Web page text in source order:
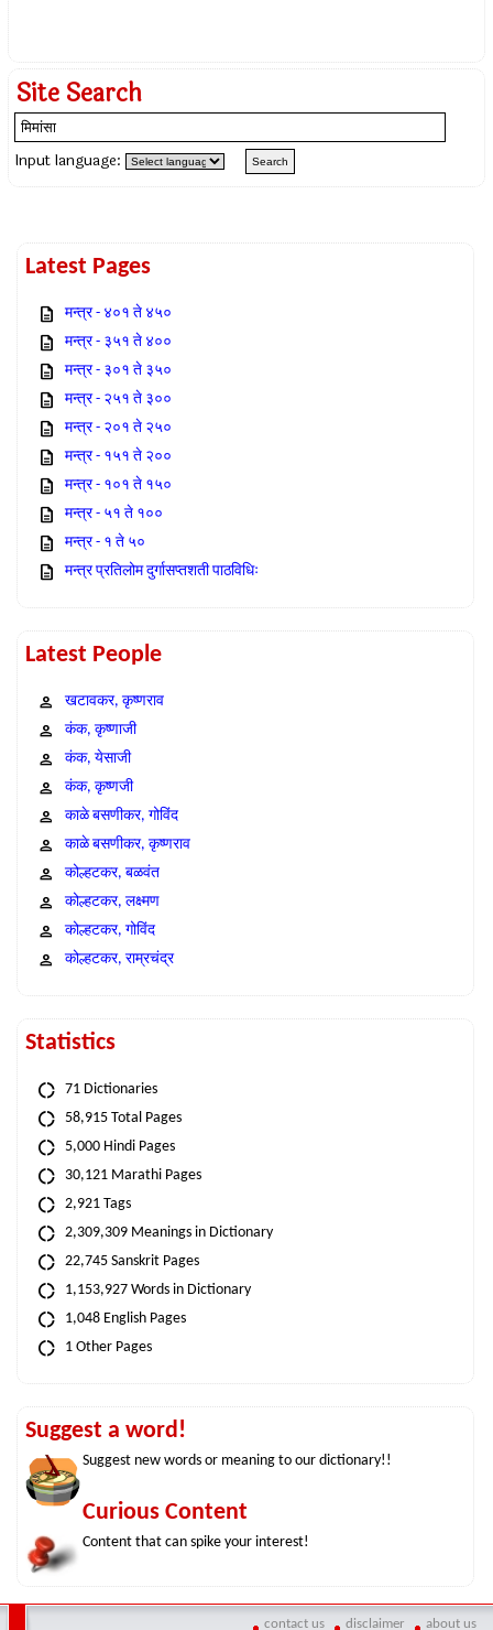
Site Search
Input language:
Latest Pages
मन्त्र - ४०१ ते ४५०
मन्त्र - ३५१ ते ४००
मन्त्र - ३०१ ते ३५०
मन्त्र - २५१ ते ३००
मन्त्र - २०१ ते २५०
मन्त्र - १५१ ते २००
मन्त्र - १०१ ते १५०
मन्त्र - ५१ ते १००
मन्त्र - १ ते ५०
मन्त्र प्रतिलोम दुर्गासप्तशती पाठविधिः
Latest People
खटावकर, कृष्णराव
कंक, कृष्णाजी
कंक, येसाजी
कंक, कृष्णजी
काळे बसणीकर, गोविंद
काळे बसणीकर, कृष्णराव
कोल्हटकर, बळवंत
कोल्हटकर, लक्ष्मण
कोल्हटकर, गोविंद
कोल्हटकर, राम्रचंद्र
Statistics
71 Dictionaries
58,915 Total Pages
5,000 Hindi Pages
30,121 Marathi Pages
2,921 Tags
2,309,309 Meanings in Dictionary
22,745 Sanskrit Pages
1,153,927 Words in Dictionary
1,048 English Pages
1 Other Pages
Suggest a word!
Suggest new words or meaning to our dictionary!!
Curious Content
Content that can spike your interest!
contact us disclaimer about us